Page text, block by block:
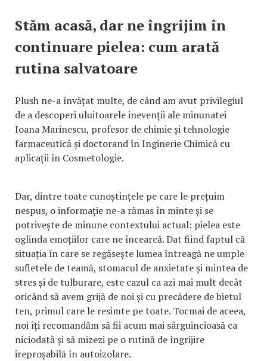
Stăm acasă, dar ne îngrijim în
continuare pielea: cum arată
rutina salvatoare
Plush ne-a învățat multe, de când am avut privilegiul
de a descoperi uluitoarele inevenții ale minunatei
Ioana Marinescu, profesor de chimie și tehnologie
farmaceutică și doctorand în Inginerie Chimică cu
aplicații în Cosmetologie.
Dar, dintre toate cunoștințele pe care le prețuim
nespus, o informație ne-a rămas în minte și se
potrivește de minune contextului actual: pielea este
oglinda emoțiilor care ne încearcă. Dat fiind faptul că
situația în care se regăsește lumea întreagă ne umple
sufletele de teamă, stomacul de anxietate și mintea de
stres și de tulburare, este cazul ca azi mai mult decât
oricând să avem grijă de noi și cu precădere de bietul
ten, primul care le resimte pe toate. Tocmai de aceea,
noi îți recomandăm să fii acum mai sârguincioasă ca
niciodată și să mizezi pe o rutină de îngrijire
ireproșabilă în autoizolare.